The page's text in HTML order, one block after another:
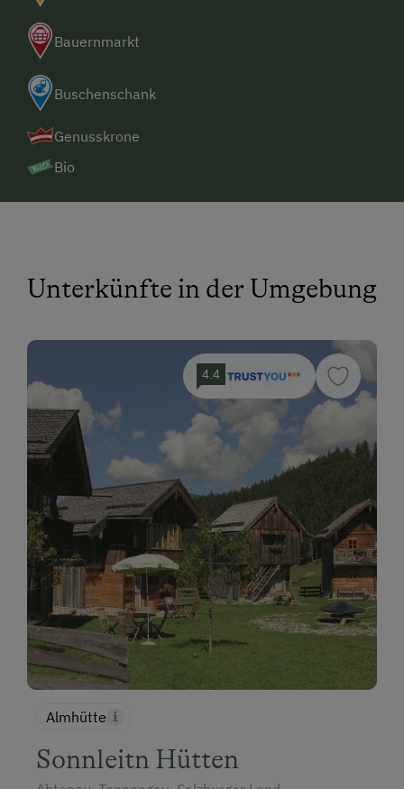
Bauernmarkt
Buschenschank
Genusskrone
Bio
Unterkünfte in der Umgebung
4.4
Almhütte
Sonnleitn Hütten